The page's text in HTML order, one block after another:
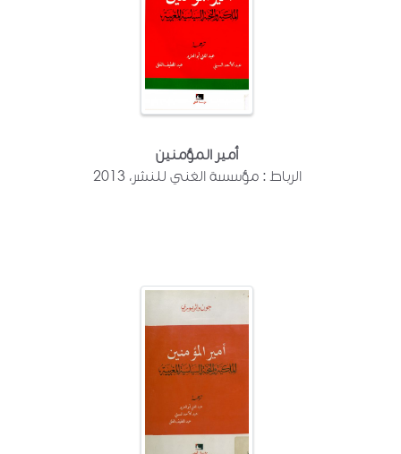
أمير المؤمنين
الرباط : مؤسسة الغني للنشر، 2013